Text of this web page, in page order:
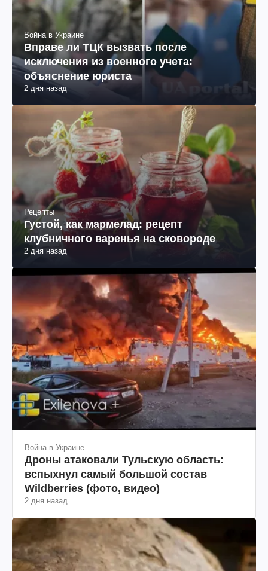
Война в Украине
Вправе ли ТЦК вызвать после
исключения из военного учета:
объяснение юриста
2 дня назад
Рецепты
Густой, как мармелад: рецепт
клубничного варенья на сковороде
2 дня назад
Война в Украине
Дроны атаковали Тульскую область:
вспыхнул самый большой состав
Wildberries (фото, видео)
2 дня назад